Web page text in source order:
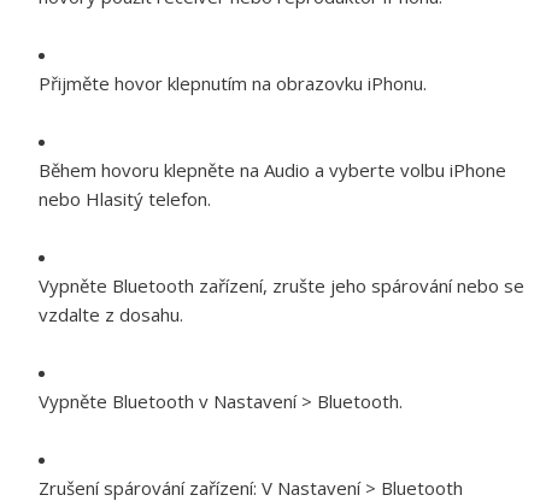
Přijměte hovor klepnutím na obrazovku iPhonu.
Během hovoru klepněte na Audio a vyberte volbu iPhone
nebo Hlasitý telefon.
Vypněte Bluetooth zařízení, zrušte jeho spárování nebo se
vzdalte z dosahu.
Vypněte Bluetooth v Nastavení > Bluetooth.
Zrušení spárování zařízení: V Nastavení > Bluetooth